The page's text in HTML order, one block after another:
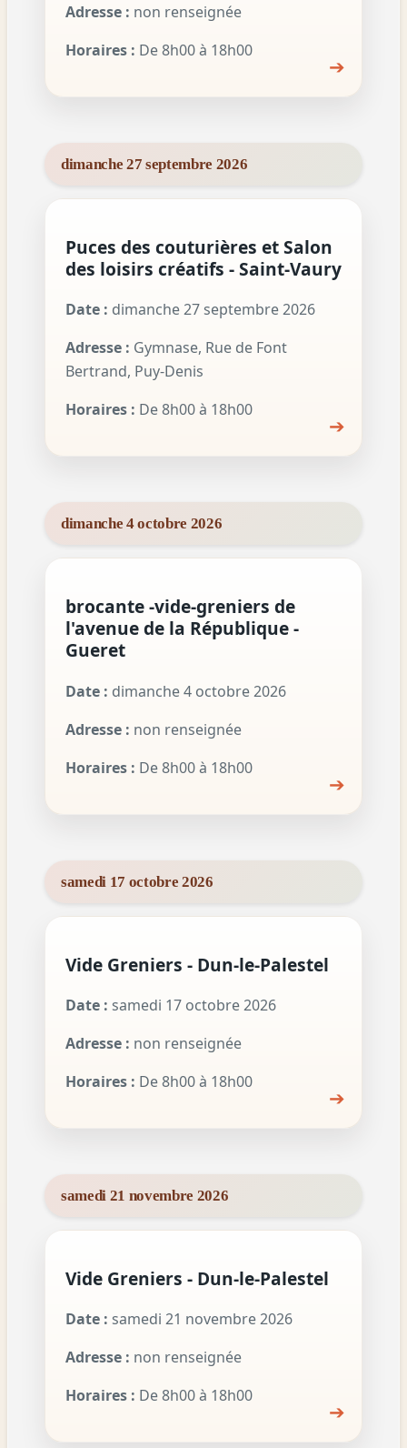
Adresse : non renseignée
Horaires : De 8h00 à 18h00
➔
dimanche 27 septembre 2026
Puces des couturières et Salon
des loisirs créatifs - Saint-Vaury
Date : dimanche 27 septembre 2026
Adresse : Gymnase, Rue de Font
Bertrand, Puy-Denis
Horaires : De 8h00 à 18h00
➔
dimanche 4 octobre 2026
brocante -vide-greniers de
l'avenue de la République -
Gueret
Date : dimanche 4 octobre 2026
Adresse : non renseignée
Horaires : De 8h00 à 18h00
➔
samedi 17 octobre 2026
Vide Greniers - Dun-le-Palestel
Date : samedi 17 octobre 2026
Adresse : non renseignée
Horaires : De 8h00 à 18h00
➔
samedi 21 novembre 2026
Vide Greniers - Dun-le-Palestel
Date : samedi 21 novembre 2026
Adresse : non renseignée
Horaires : De 8h00 à 18h00
➔